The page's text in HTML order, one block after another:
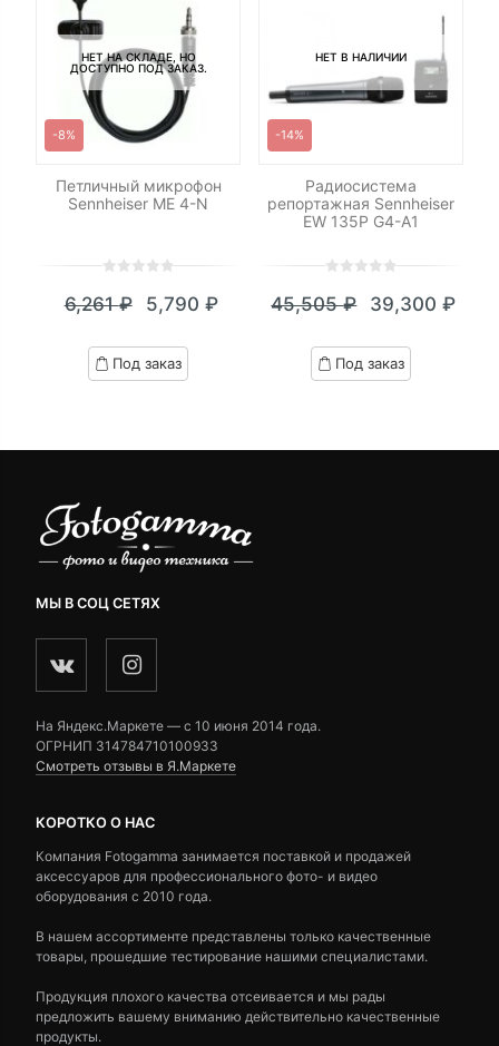
НЕТ НА СКЛАДЕ, НО
ДОСТУПНО ПОД ЗАКАЗ.
-8%
Петличный микрофон
Sennheiser ME 4-N
out
based
on
6,261₽
Первоначальная
цена
составляла
5,790 ₽
Текущая
цена:
5,790 ₽.
Под заказ
НЕТ В НАЛИЧИИ
-14%
Радиосистема
репортажная Sennheiser
EW 135P G4-A1
out
based
on
45,505₽
цена
составляла
39,300₽
Текущая
цена:
39,300 ₽.
Под заказ
МЫ В СОЦ СЕТЯХ
На Яндекс.Маркете — c 10 июня 2014 года.
ОГРНИП 314784710100933
Смотреть отзывы в Я.Маркете
КОРОТКО О НАС
Компания Fotogamma занимается поставкой и продажей
аксессуаров для профессионального фото- и видео
оборудования с 2010 года.
В нашем ассортименте представлены только качественные
товары, прошедшие тестирование нашими специалистами.
Продукция плохого качества отсеивается и мы рады
предложить вашему вниманию действительно качественные
продукты.